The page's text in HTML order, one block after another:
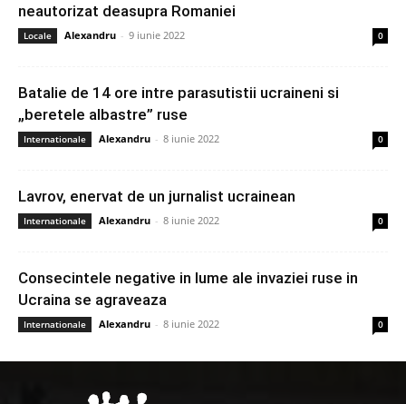
neautorizat deasupra Romaniei
Locale Alexandru - 9 iunie 2022 0
Batalie de 14 ore intre parasutistii ucraineni si
„beretele albastre” ruse
Internationale Alexandru - 8 iunie 2022 0
Lavrov, enervat de un jurnalist ucrainean
Internationale Alexandru - 8 iunie 2022 0
Consecintele negative in lume ale invaziei ruse in
Ucraina se agraveaza
Internationale Alexandru - 8 iunie 2022 0